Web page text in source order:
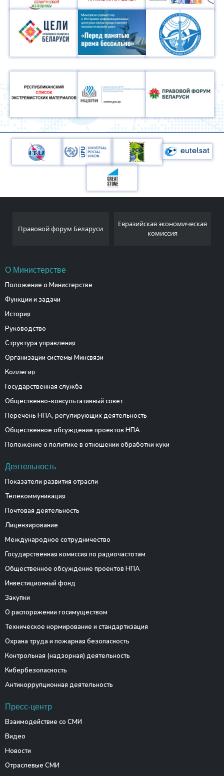
Беларуси
Евразийская экономическая
комиссия
статистический
Республики
О Министерстве
Положение о Министерстве
Функции и задачи
История
Руководство
Структура управления
Организации системы Минсвязи
Коллегия
Государственная служба
Общественно-консультативный совет
Перечень НПА, регулирующих деятельность
Общественное обсуждение проектов НПА
Положение о политике в отношении обработки куки
Деятельность
Показатели развития отрасли
Телекоммуникация
Почтовая деятельность
Лицензирование
Международное сотрудничество
Государственная комиссия по радиочастотам
Общественное обсуждение проектов НПА
Инвестиционный фонд
Закупки
О распоряжении госимуществом
Техническое нормирование и стандартизация
Охрана труда и пожарная безопасность
Контрольная (надзорная) деятельность
Кибербезопасность
Антикоррупционная деятельность
Пресс-центр
Взаимодействие со СМИ
Видео
Новости
Отраслевые СМИ